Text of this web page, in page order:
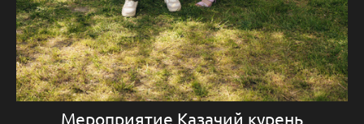
Мероприятие Казачий курень